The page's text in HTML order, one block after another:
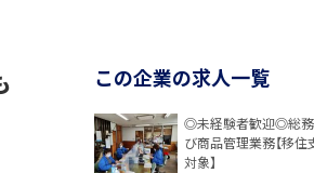
この企業の求人一覧
◎未経験者歓迎◎総
び商品管理業務【移住
対象】